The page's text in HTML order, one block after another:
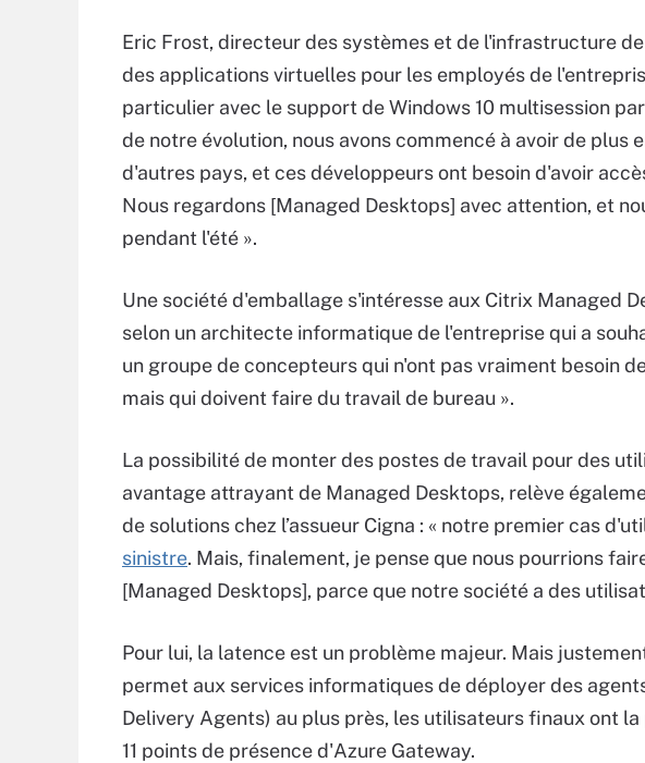
Eric Frost, directeur des systèmes et de l'infrastructure
des applications virtuelles pour les employés de
particulier avec le support de Windows 10 multisession
de notre évolution, nous avons commencé à avoir de plus
d'autres pays, et ces développeurs ont besoin d'avoir
Nous regardons [Managed Desktops] avec attention, et
pendant l'été ».
Une société d'emballage s'intéresse aux Citrix Managed
selon un architecte informatique de l'entreprise qui a
un groupe de concepteurs qui n'ont pas vraiment besoin
mais qui doivent faire du travail de bureau ».
La possibilité de monter des postes de travail pour des
avantage attrayant de Managed Desktops, relève
de solutions chez l’assueur Cigna : « notre premier cas
sinistre. Mais, finalement, je pense que nous pourrions
[Managed Desktops], parce que notre société a des
Pour lui, la latence est un problème majeur. Mais
permet aux services informatiques de déployer des
Delivery Agents) au plus près, les utilisateurs finaux ont
11 points de présence d'Azure Gateway.